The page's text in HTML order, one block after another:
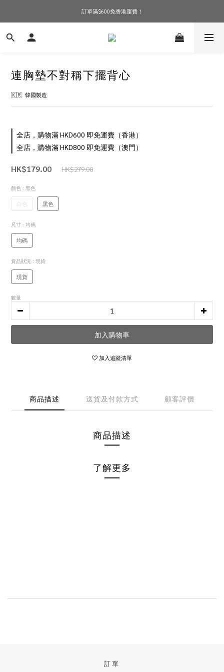
訂單滿$600免香港運費！
訂單滿$600免香港運費！
現貨1-3個工作天寄出！現在選購！
連胸墊不對稱下擺背心
🇰🇷  韓國製造
全店，購物滿 HKD600 即免運費（香港）
全店，購物滿 HKD800 即免運費（澳門）
HK$179.00 HK$279.00
顏色 : 黑色
白色 黑色
尺寸 : 均碼
均碼
貨品狀況 : 現貨
現貨
數量
加入購物車
加入追蹤清單
商品描述 送貨及付款方式 顧客評價
商品描述
了解更多
訂單